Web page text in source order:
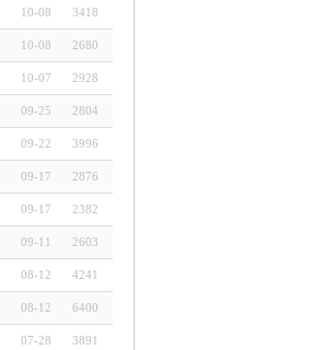
10-08 3418
10-08 2680
10-07 2928
09-25 2804
09-22 3996
09-17 2876
09-17 2382
09-11 2603
08-12 4241
08-12 6400
07-28 3891